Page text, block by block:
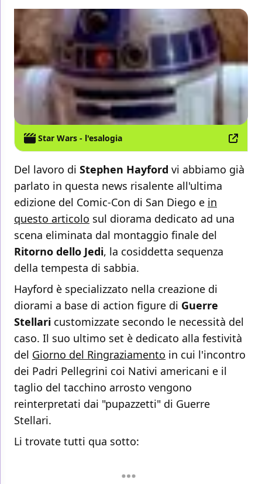
Star Wars - l'esalogia
Del lavoro di Stephen Hayford vi abbiamo già
parlato in questa news risalente all'ultima
edizione del Comic-Con di San Diego e in
questo articolo sul diorama dedicato ad una
scena eliminata dal montaggio finale del
Ritorno dello Jedi, la cosiddetta sequenza
della tempesta di sabbia.
Hayford è specializzato nella creazione di
diorami a base di action figure di Guerre
Stellari customizzate secondo le necessità del
caso. Il suo ultimo set è dedicato alla festività
del Giorno del Ringraziamento in cui l'incontro
dei Padri Pellegrini coi Nativi americani e il
taglio del tacchino arrosto vengono
reinterpretati dai "pupazzetti" di Guerre
Stellari.
Li trovate tutti qua sotto: